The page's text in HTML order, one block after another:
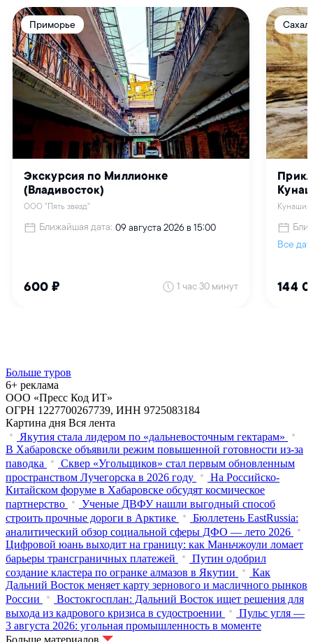
Больше туров
6+ реклама
ООО «Пресс Код ИТ»
ОГРН 1227700267739, ИНН 9725083184
Картина дня Вся лента
Якутия стала лидером по «дальневосточным гектарам»
В Хабаровске объявили режим повышенной готовности из‑за
паводка
Сквер «Угольщиков» стал первым обновленным
пространством Лучегорска в 2026 году
На Российско-
Китайском форуме в Хабаровске обсудят космическое
партнерство
Ученые ДВФУ нашли выгодный способ
строить прочные дороги в Арктике
Бюллетень EastRussia:
аналитический обзор социальной сферы ДФО — лето 2026
Цифровой юань выходит на границу: как Маньчжоули ломает
барьеры трансграничных платежей
Путин одобрил
создание кластера по огранке алмазов в Якутии
Как
Дальний Восток меняет карту зернового и масличного рынков
России
Востокгосплан: Дальний Восток ищет решения для
выхода из кадрового кризиса в судостроении
Пульс угля —
3 августа 2026: угольная промышленность в моменте
Больше материалов